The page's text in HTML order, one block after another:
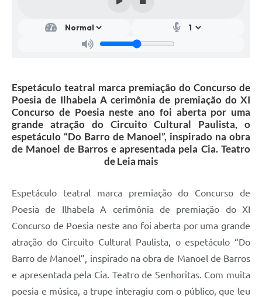
Espetáculo teatral marca premiação do Concurso de
Poesia de Ilhabela A cerimônia de premiação do XI
Concurso de Poesia neste ano foi aberta por uma
grande atração do Circuito Cultural Paulista, o
espetáculo “Do Barro de Manoel”, inspirado na obra
de Manoel de Barros e apresentada pela Cia. Teatro
de Leia mais
Espetáculo teatral marca premiação do Concurso de
Poesia de Ilhabela A cerimônia de premiação do XI
Concurso de Poesia neste ano foi aberta por uma grande
atração do Circuito Cultural Paulista, o espetáculo “Do
Barro de Manoel”, inspirado na obra de Manoel de Barros
e apresentada pela Cia. Teatro de Senhoritas. Com muita
poesia e música, a trupe interagiu com o público, que leu